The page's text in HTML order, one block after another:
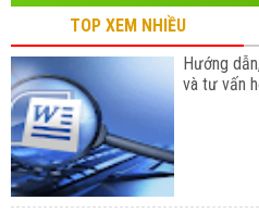
TOP XEM NHIỀU
Hướng
và tư vấn